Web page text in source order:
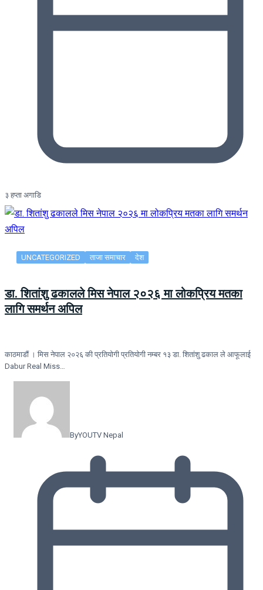
३ हप्ता अगाडि
UNCATEGORIZED ताजा समाचार देश
डा. शितांशु ढकालले मिस नेपाल २०२६ मा लोकप्रिय मतका
लागि समर्थन अपिल
काठमाडौं । मिस नेपाल २०२६ की प्रतियोगी प्रतियोगी नम्बर १३ डा. शितांशु ढकाल ले आफूलाई
Dabur Real Miss…
ByYOUTV Nepal